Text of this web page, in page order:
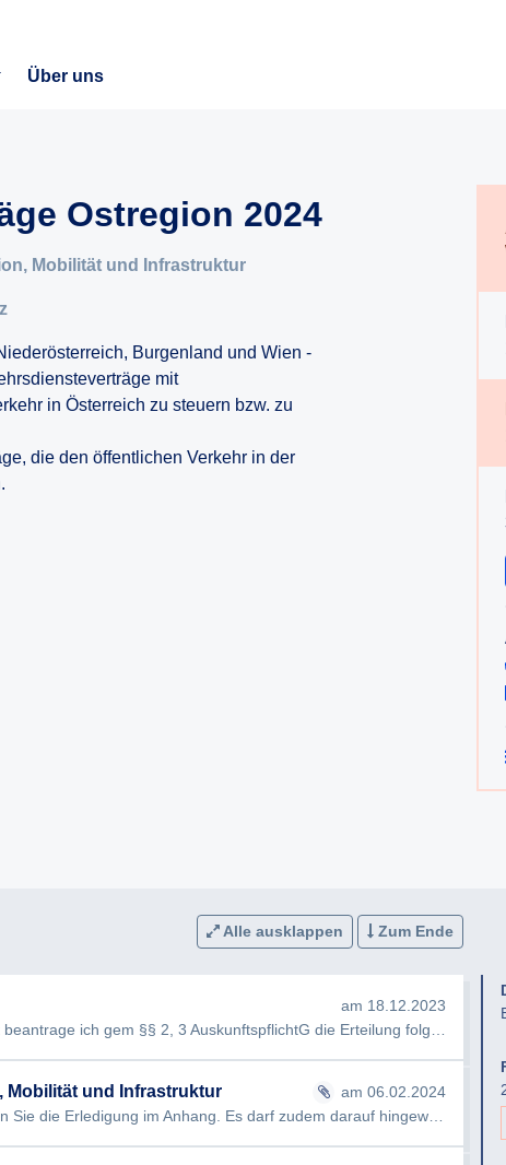
Über uns
Ostregion 2024
Mobilität und Infrastruktur
Burgenland und Wien -
mit
in Österreich zu steuern bzw. zu
die den öffentlichen Verkehr in der
Alle ausklappen Zum Ende
am 18.12.2023
Mobilität und Infrastruktur
am 06.02.2024